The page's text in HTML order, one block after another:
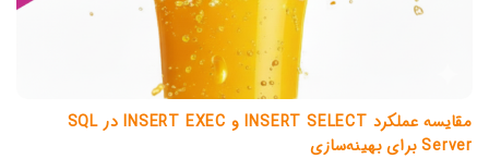
مقایسه عملکرد INSERT SELECT و INSERT EXEC در SQL
Server برای بهینه‌سازی